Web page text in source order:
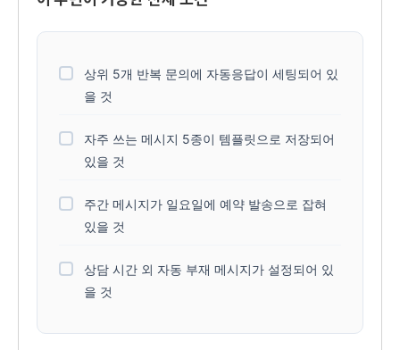
상위 5개 반복 문의에 자동응답이 세팅되어 있
을 것
자주 쓰는 메시지 5종이 템플릿으로 저장되어
있을 것
주간 메시지가 일요일에 예약 발송으로 잡혀
있을 것
상담 시간 외 자동 부재 메시지가 설정되어 있
을 것